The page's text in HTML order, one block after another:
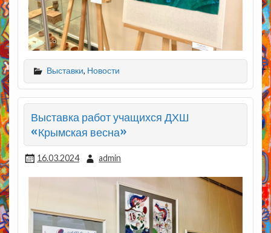
Выставки, Новости
Выставка работ учащихся ДХШ
«Крымская весна»
16.03.2024 admin